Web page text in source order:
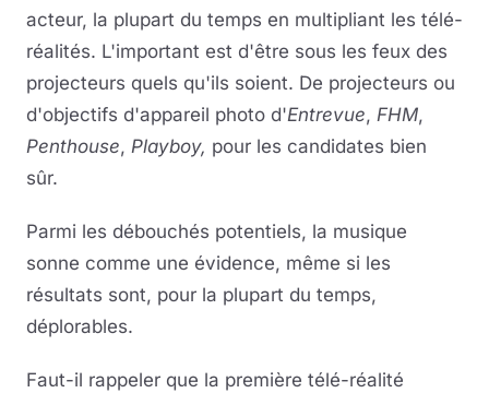
Sciences & Tech
Forum
acteur, la plupart du temps en multipliant les télé-
réalités. L'important est d'être sous les feux des
projecteurs quels qu'ils soient. De projecteurs ou
d'objectifs d'appareil photo d'Entrevue, FHM,
Penthouse, Playboy, pour les candidates bien
sûr.
Parmi les débouchés potentiels, la musique
sonne comme une évidence, même si les
résultats sont, pour la plupart du temps,
déplorables.
Faut-il rappeler que la première télé-réalité